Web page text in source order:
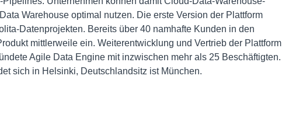
Warehouse optimal nutzen. Die erste Version der Plattform
Datenprojekten. Bereits über 40 namhafte Kunden in den
mittlerweile ein. Weiterentwicklung und Vertrieb der Plattform
Agile Data Engine mit inzwischen mehr als 25 Beschäftigten.
sich in Helsinki, Deutschlandsitz ist München.